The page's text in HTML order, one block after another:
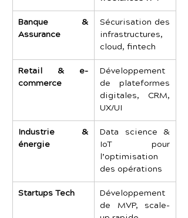
Banque &
Assurance
Sécurisation des
infrastructures,
cloud, fintech
Retail & e-
commerce
Développement
de plateformes
digitales, CRM,
UX/UI
Industrie &
énergie
Data science &
IoT pour
l’optimisation
des opérations
Startups Tech
Développement
de MVP, scale-